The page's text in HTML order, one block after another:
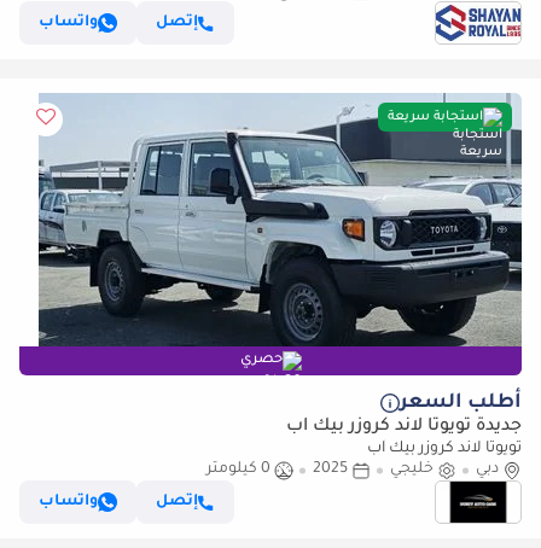
إتصل
واتساب
استجابة سريعة
حصري
أطلب السعر
جديدة تويوتا لاند كروزر بيك آب
تويوتا لاند كروزر بيك آب
دبي
خليجي 2025
0 كيلومتر
إتصل
واتساب